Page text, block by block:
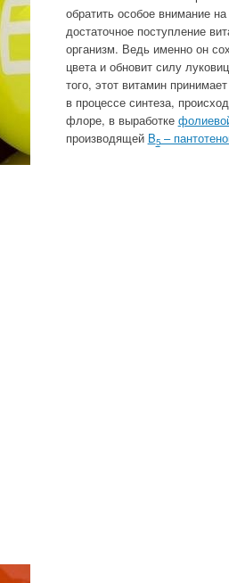
обратить особое внимание
достаточное поступление
организм. Ведь именно он
цвета и обновит силу
того, этот витамин
в процессе синтеза,
флоре, в выработке
производящей B5–